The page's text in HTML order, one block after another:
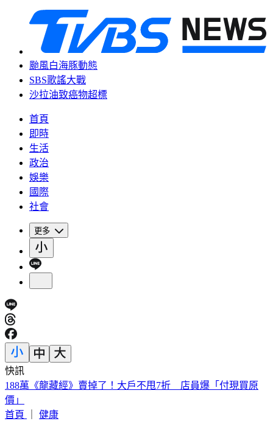
颱風白海豚動態
SBS歌謠大戰
沙拉油致癌物超標
首頁
即時
生活
政治
娛樂
國際
社會
更多
快訊
遠見天下創辦人高希均90歲辭世！「長壽5秘訣」曝 醫生也
認同
首頁
健康